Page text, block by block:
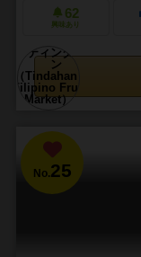
62
興味あり
No.25